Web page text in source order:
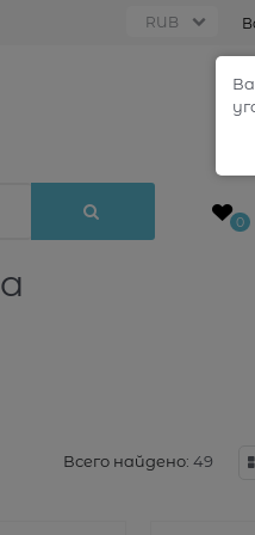
0
Всего найдено: 49